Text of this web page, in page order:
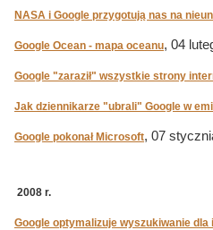
NASA i Google przygotują nas na
Google Ocean - mapa oceanu, 04
Google "zaraził" wszystkie strony
Jak dziennikarze "ubrali" Google w
Google pokonał Microsoft, 07
2008 r.
Google optymalizuje wyszukiwanie